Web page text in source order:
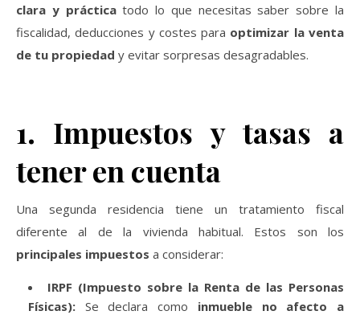
clara y prácticatodo lo que necesitas saber sobre la
fiscalidad, deducciones y costes para optimizar la venta
de tu propiedad y evitar sorpresas desagradables.
1. Impuestos y tasas a
tener en cuenta
Una segunda residencia tiene un tratamiento fiscal
diferente al de la vivienda habitual. Estos son los
principales impuestos a considerar:
IRPF (Impuesto sobre la Renta de las Personas
Físicas): Se declara como inmueble no afecto a